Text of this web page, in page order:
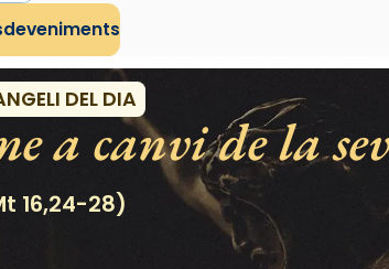
DEL DIA
a canvi de la
16,24-28)